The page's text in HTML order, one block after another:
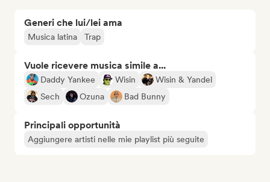
Generi che lui/lei ama
Musica latina Trap
Vuole ricevere musica simile a...
Daddy Yankee Wisin
Wisin & Yandel
Sech
Ozuna Bad Bunny
Principali opportunità
Aggiungere artisti nelle mie playlist più seguite